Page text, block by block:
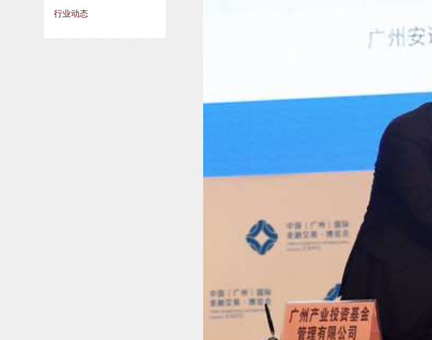
行业动态